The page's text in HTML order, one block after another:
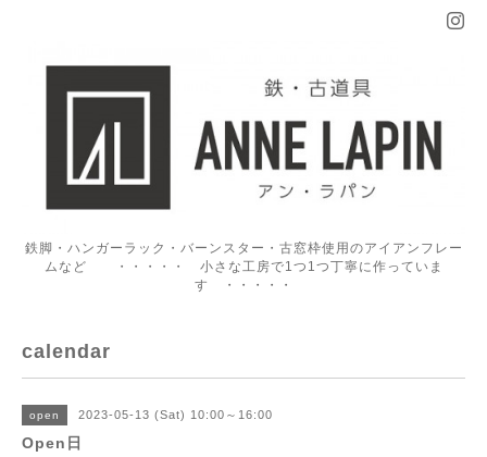
鉄脚・ハンガーラック・バーンスター・古窓枠使用のアイアンフレー
ムなど ・・・・・ 小さな工房で1つ1つ丁寧に作っていま
す ・・・・・
calendar
open 2023-05-13 (Sat) 10:00～16:00
Open日